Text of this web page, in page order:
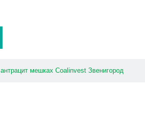
антрацит мешках Coalinvest Звенигород